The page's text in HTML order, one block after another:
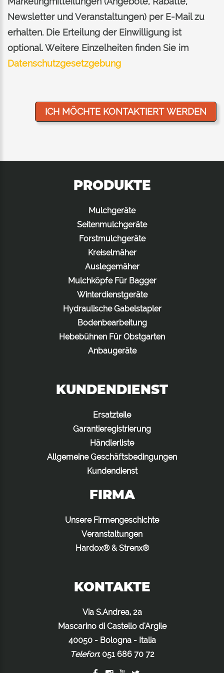
Newsletter und Veranstaltungen) per E-Mail zu
erhalten. Die Erteilung der Einwilligung ist
optional. Weitere Einzelheiten finden Sie im
Datenschutzgesetzgebung
PRODUKTE
Mulchgeräte
Seitenmulchgeräte
Forstmulchgeräte
Kreiselmäher
Auslegemäher
Mulchköpfe Für Bagger
Winterdienstgeräte
Hydraulische Gabelstapler
Bodenbearbeitung
Hebebühnen Für Obstgarten
Anbaugeräte
KUNDENDIENST
Ersatzteile
Garantieregistrierung
Händlerliste
Allgemeine Geschäftsbedingungen
Kundendienst
FIRMA
Unsere Firmengeschichte
Veranstaltungen
Hardox® & Strenx®
KONTAKTE
Via S.Andrea, 2a
Mascarino di Castello d'Argile
40050 - Bologna - Italia
Telefon: 051 686 70 72